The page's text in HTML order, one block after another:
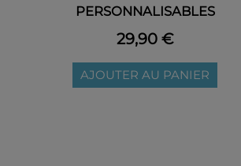
PERSONNALISABLES
29,90 €
AJOUTER AU PANIER